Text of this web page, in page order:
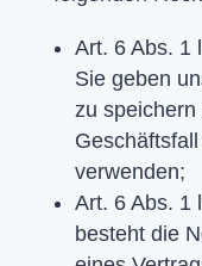
Art. 6 Abs. 1
Sie geben
zu
verwenden;
Art. 6 Abs. 1
besteht die